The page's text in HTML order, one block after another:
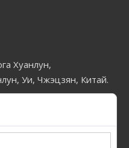
Хуанлун,
Уи, Чжэцзян, Китай.